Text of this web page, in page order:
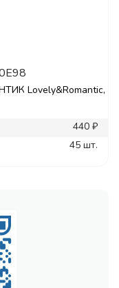
Lovely&Romantic,
440 ₽
45 шт.